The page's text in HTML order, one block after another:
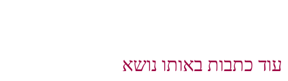
עוד כתבות באותו נושא